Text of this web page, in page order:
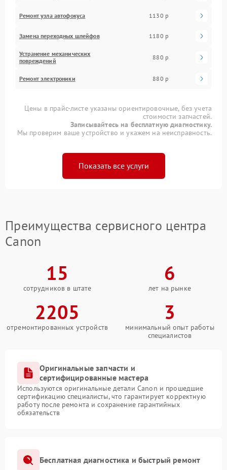
Ремонт узла автофокуса 1130 р
Замена переходных шлейфов 1180 р
Устранение механических
повреждений
880 р
Ремонт электроники 880 р
Цены в прайс-листе указаны ориентировочные, без учета
стоимости запчастей.
Записывайтесь на бесплатную диагностику.
Мы проверим ваше устройство и укажем на неисправность.
Показать все услуги
Преимущества сервисного центра
Canon
15
сотрудников в штате
6
лет на рынке
2205
отремонтированных устройств
3
минимальный опыт работы
специалистов
Оригинальные запчасти и
сертифицированные мастера
Используются оригинальные детали Canon и прошедшие
сертификацию специалисты, что гарантирует корректную
работу после ремонта и сохранение гарантийных
обязательств
Бесплатная диагностика и быстрый ремонт